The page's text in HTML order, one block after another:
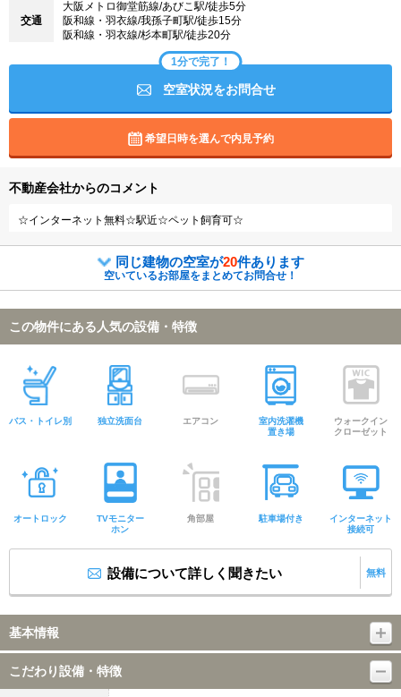
交通
大阪メトロ御堂筋線/あびこ駅/徒歩5分
阪和線・羽衣線/我孫子町駅/徒歩15分
阪和線・羽衣線/杉本町駅/徒歩20分
1分で完了！
空室状況をお問合せ
希望日時を選んで内見予約
不動産会社からのコメント
☆インターネット無料☆駅近☆ペット飼育可☆
同じ建物の空室が20件あります
空いているお部屋をまとめてお問合せ！
この物件にある人気の設備・特徴
バス・トイレ別 独立洗面台 エアコン
室内洗濯機
置き場
ウォークイン
クローゼット
オートロック
TVモニター
ホン
角部屋 駐車場付き
インターネット
接続可
設備について詳しく聞きたい 無料
基本情報
こだわり設備・特徴